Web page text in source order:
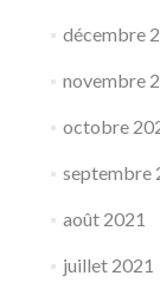
décembre
novembre
octobre
septembre
août 2021
juillet 2021